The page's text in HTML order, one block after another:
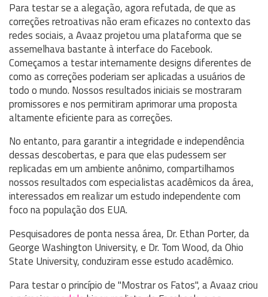
Para testar se a alegação, agora refutada, de que as
correções retroativas não eram eficazes no contexto das
redes sociais, a Avaaz projetou uma plataforma que se
assemelhava bastante à interface do Facebook.
Começamos a testar internamente designs diferentes de
como as correções poderiam ser aplicadas a usuários de
todo o mundo. Nossos resultados iniciais se mostraram
promissores e nos permitiram aprimorar uma proposta
altamente eficiente para as correções.
No entanto, para garantir a integridade e independência
dessas descobertas, e para que elas pudessem ser
replicadas em um ambiente anônimo, compartilhamos
nossos resultados com especialistas acadêmicos da área,
interessados em realizar um estudo independente com
foco na população dos EUA.
Pesquisadores de ponta nessa área, Dr. Ethan Porter, da
George Washington University, e Dr. Tom Wood, da Ohio
State University, conduziram esse estudo acadêmico.
Para testar o princípio de "Mostrar os Fatos", a Avaaz criou